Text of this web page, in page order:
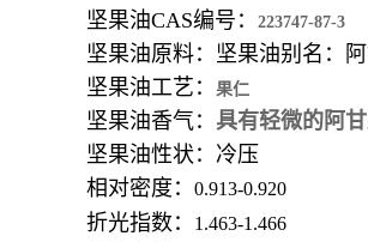
坚果油CAS编号：
223747-87-3
坚果油原料：坚果油别名：
坚果油工艺：
果仁
坚果油香气： 具有轻微的阿
坚果油性状：冷压
相对密度： 0.913-0.920
折光指数： 1.463-1.466